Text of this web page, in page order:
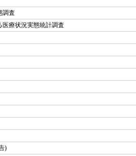
調査
療状況実態統計調査
)